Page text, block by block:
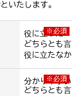
いたします。
※必須
役に立った
どちらとも
役に立たな
※必須
分かりやすい
どちらとも